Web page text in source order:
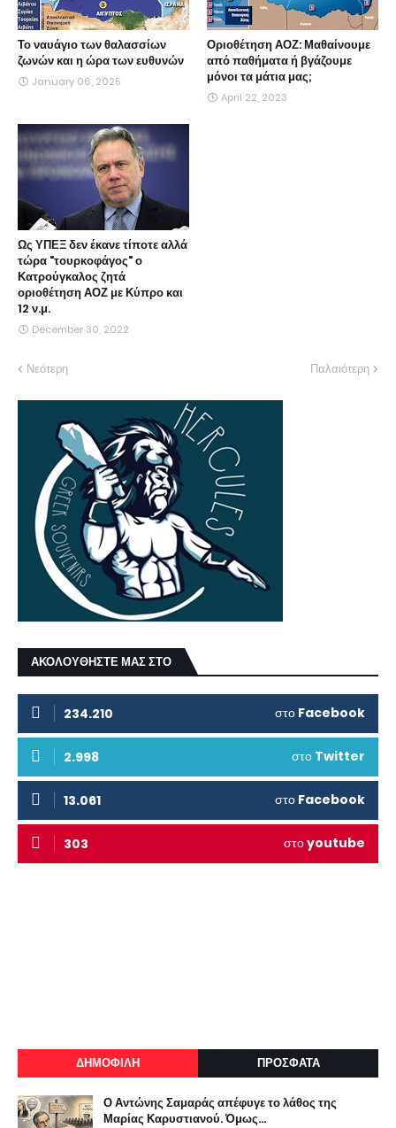
Το ναυάγιο των θαλασσίων
ζωνών και η ώρα των ευθυνών
January 06, 2025
Οριοθέτηση ΑΟΖ: Μαθαίνουμε
από παθήματα ή βγάζουμε
μόνοι τα μάτια μας;
April 22, 2023
Ως ΥΠΕΞ δεν έκανε τίποτε αλλά
τώρα "τουρκοφάγος" ο
Κατρούγκαλος ζητά
οριοθέτηση ΑΟΖ με Κύπρο και
12 ν.μ.
December 30, 2022
Νεότερη Παλαιότερη
ΑΚΟΛΟΥΘΗΣΤΕ ΜΑΣ ΣΤΟ
234.210 στο Facebook
2.998 στο Twitter
13.061 στο Facebook
303 στοyoutube
ΔΗΜΟΦΙΛΗ ΠΡΟΣΦΑΤΑ
Ο Αντώνης Σαμαράς απέφυγε το λάθος της
Μαρίας Καρυστιανού. Όμως...